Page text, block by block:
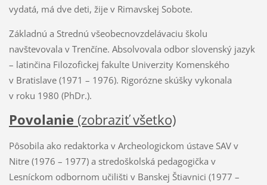
vydatá, má dve deti, žije v Rimavskej Sobote.
Základnú a Strednú všeobecnovzdelávaciu školu
navštevovala v Trenčíne. Absolvovala odbor slovenský jazyk
– latinčina Filozofickej fakulte Univerzity Komenského
v Bratislave (1971 – 1976). Rigorózne skúšky vykonala
v roku 1980 (PhDr.).
Povolanie (zobraziť všetko)
Pôsobila ako redaktorka v Archeologickom ústave SAV v
Nitre (1976 – 1977) a stredoškolská pedagogička v
Lesníckom odbornom učilišti v Banskej Štiavnici (1977 –